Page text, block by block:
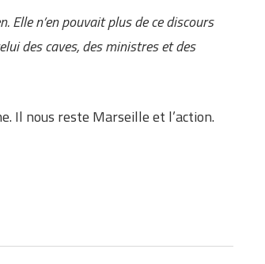
Elle n’en pouvait plus de ce discours
des caves, des ministres et des
Il nous reste Marseille et l’action.